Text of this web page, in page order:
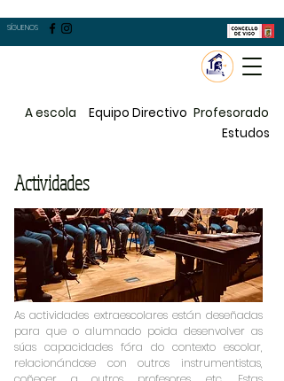
SÍGUENOS
A escola Equipo Directivo Profesorado
Estudos
Actividades
As actividades extraescolares están deseñadas
para que o alumnado poida desenvolver as
súas capacidades fóra do contexto escolar,
relacionándose con outros instrumentistas,